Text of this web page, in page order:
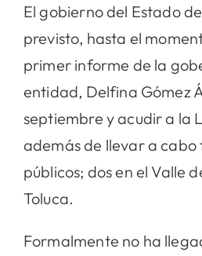
El gobierno del Estado
previsto, hasta el
primer informe de la
entidad, Delfina Gómez
septiembre y acudir a la
además de llevar a cabo
públicos; dos en el Valle
Toluca.
Formalmente no ha